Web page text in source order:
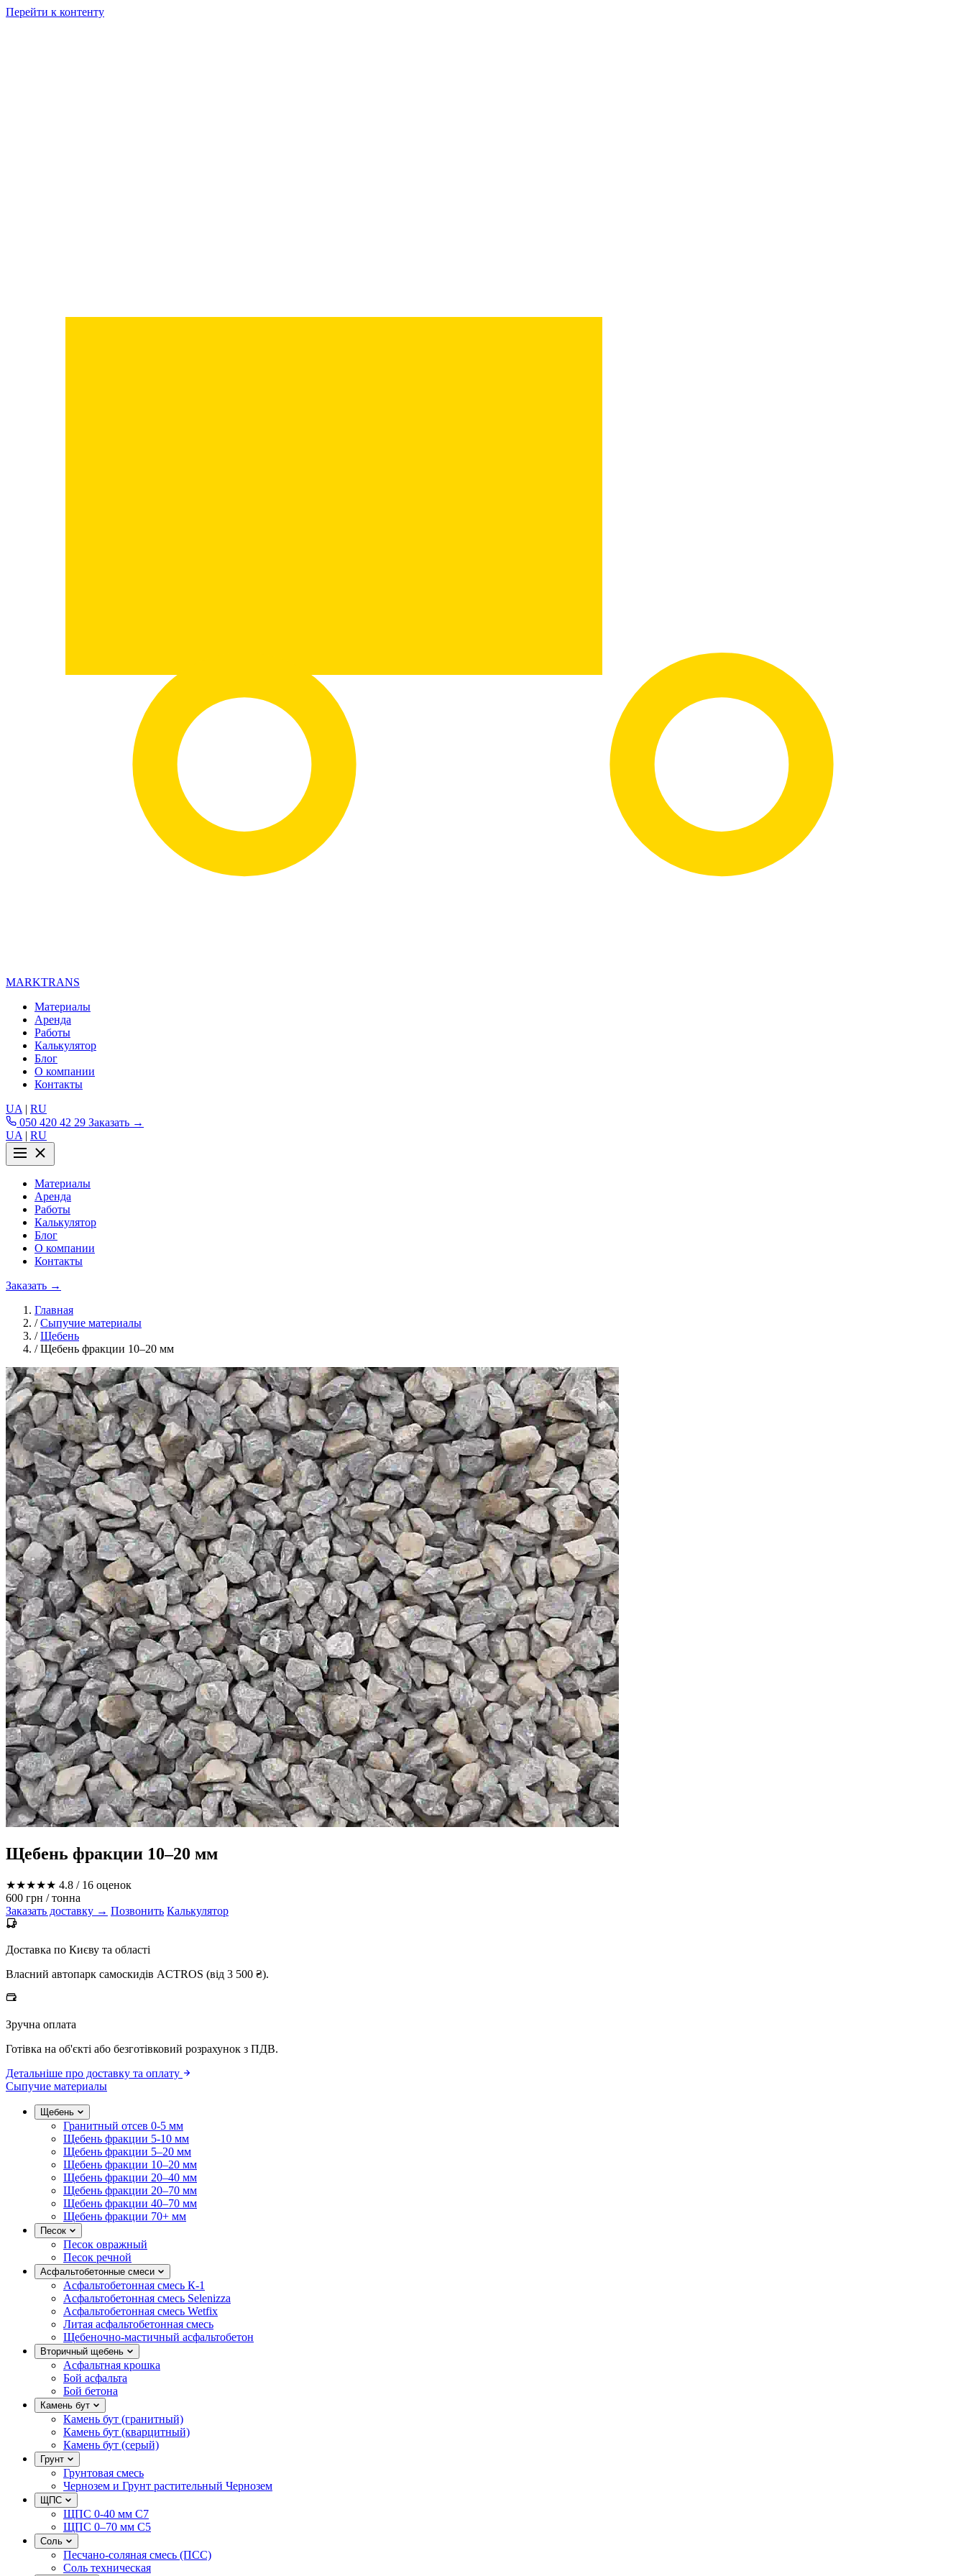
Перейти к контенту
MARKTRANS
Материалы
Аренда
Работы
Калькулятор
Блог
О компании
Контакты
UA | RU
050 420 42 29 Заказать →
UA | RU
Материалы
Аренда
Работы
Калькулятор
Блог
О компании
Контакты
Заказать →
Главная
/ Сыпучие материалы
/ Щебень
/ Щебень фракции 10–20 мм
Щебень фракции 10–20 мм
★★★★★ 4.8 / 16 оценок
600 грн / тонна
Заказать доставку → Позвонить Калькулятор
Доставка по Києву та області
Власний автопарк самоскидів ACTROS (від 3 500 ₴).
Зручна оплата
Готівка на об'єкті або безготівковий розрахунок з ПДВ.
Детальніше про доставку та оплату
Сыпучие материалы
Щебень
Гранитный отсев 0-5 мм
Щебень фракции 5-10 мм
Щебень фракции 5–20 мм
Щебень фракции 10–20 мм
Щебень фракции 20–40 мм
Щебень фракции 20–70 мм
Щебень фракции 40–70 мм
Щебень фракции 70+ мм
Песок
Песок овражный
Песок речной
Асфальтобетонные смеси
Асфальтобетонная смесь К-1
Асфальтобетонная смесь Selenizza
Асфальтобетонная смесь Wetfix
Литая асфальтобетонная смесь
Щебеночно-мастичный асфальтобетон
Вторичный щебень
Асфальтная крошка
Бой асфальта
Бой бетона
Камень бут
Камень бут (гранитный)
Камень бут (кварцитный)
Камень бут (серый)
Грунт
Грунтовая смесь
Чернозем и Грунт растительный Чернозем
ЩПС
ЩПС 0-40 мм С7
ЩПС 0–70 мм С5
Соль
Песчано-соляная смесь (ПСС)
Соль техническая